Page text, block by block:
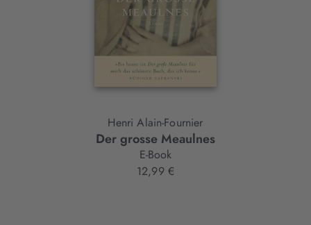
Henri Alain-Fournier
Der grosse Meaulnes
E-Book
12,99 €